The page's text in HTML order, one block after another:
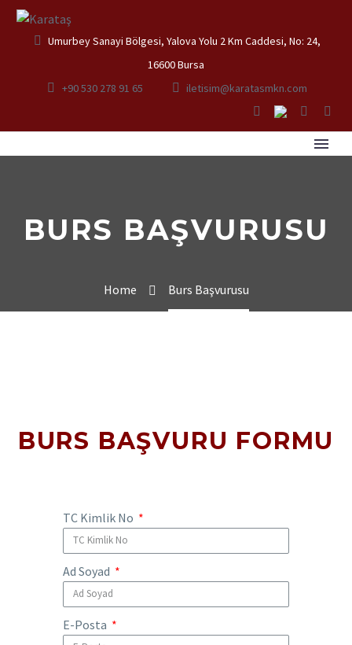
Umurbey Sanayi Bölgesi, Yalova Yolu 2 Km Caddesi, No: 24,
16600 Bursa
+90 530 278 91 65
iletisim@karatasmkn.com
BURS BAŞVURUSU
Home Burs Başvurusu
BURS BAŞVURU FORMU
TC Kimlik No
Ad Soyad
E-Posta